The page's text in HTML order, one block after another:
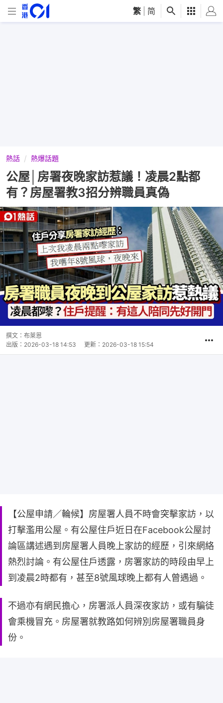
繁 简
熱話 熱爆話題
公屋│房署夜晚家訪惹議！凌晨2點都
有？房屋署教3招分辨職員真偽
撰文： 布萊恩
出版： 2026-03-18 14:53 更新： 2026-03-18 15:54
【公屋申請／輪候】房屋署人員不時會突擊家訪，以
打擊濫用公屋。有公屋住戶近日在Facebook公屋討
論區講述遇到房屋署人員晚上家訪的經歷，引來網絡
熱烈討論。有公屋住戶透露，房署家訪的時段由早上
到凌晨2時都有，甚至8號風球晚上都有人曾遇過。
不過亦有網民擔心，房署派人員深夜家訪，或有騙徒
會乘機冒充。房屋署就教路如何辨別房屋署職員身
份。